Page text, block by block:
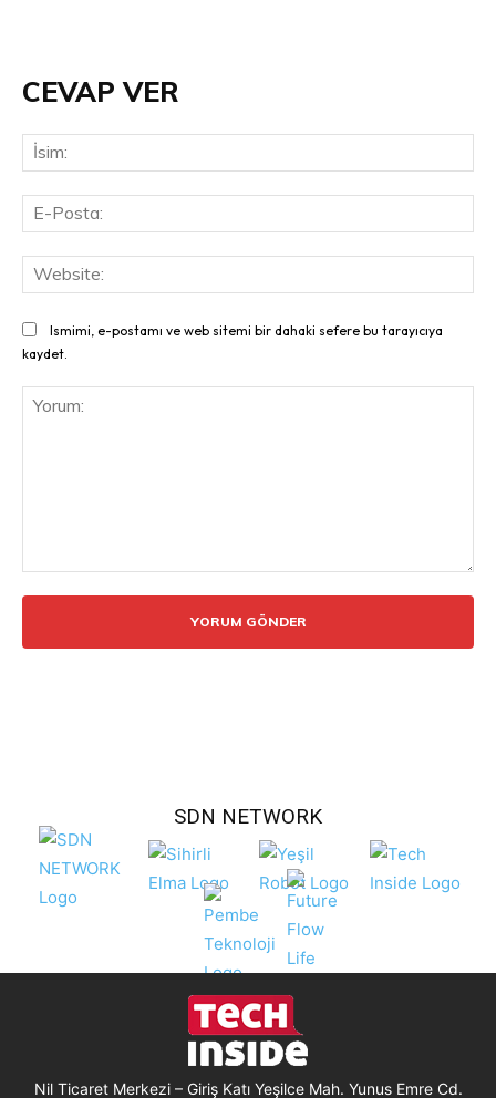
CEVAP VER
Ismimi, e-postamı ve web sitemi bir dahaki sefere bu tarayıcıya
kaydet.
SDN NETWORK
Nil Ticaret Merkezi – Giriş Katı Yeşilce Mah. Yunus Emre Cd.